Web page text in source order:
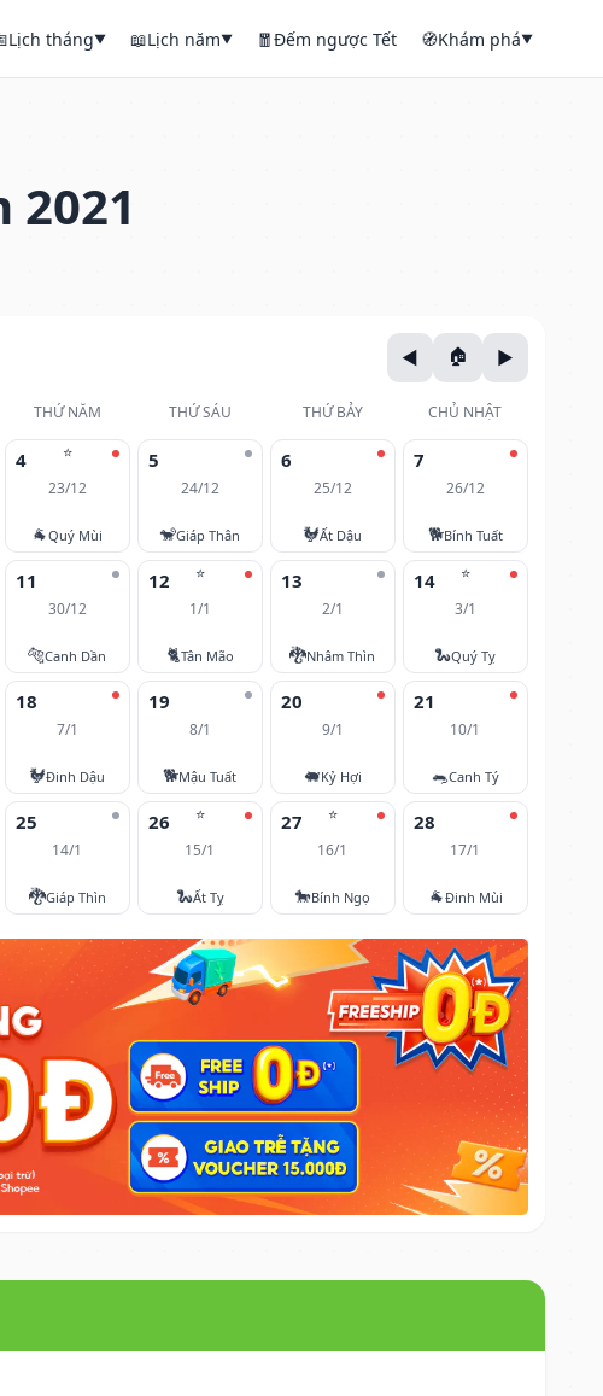
Lịch tháng▼ 📖Lịch năm▼ 🧧Đếm ngược Tết 🧭Khám phá▼
THỨ NĂM THỨ SÁU THỨ BẢY CHỦ NHẬT
⭐
4
23/12
🐐Quý Mùi
5
24/12
🐒Giáp Thân
6
25/12
🐓Ất Dậu
7
26/12
🐕Bính Tuất
11
30/12
🐅Canh Dần
⭐
12
1/1
🐈Tân Mão
13
2/1
🐉Nhâm Thìn
⭐
14
3/1
🐍Quý Tỵ
18
7/1
🐓Đinh Dậu
19
8/1
🐕Mậu Tuất
20
9/1
🐖Kỷ Hợi
21
10/1
🐀Canh Tý
25
14/1
🐉Giáp Thìn
⭐
26
15/1
🐍Ất Tỵ
⭐
27
16/1
🐎Bính Ngọ
28
17/1
🐐Đinh Mùi